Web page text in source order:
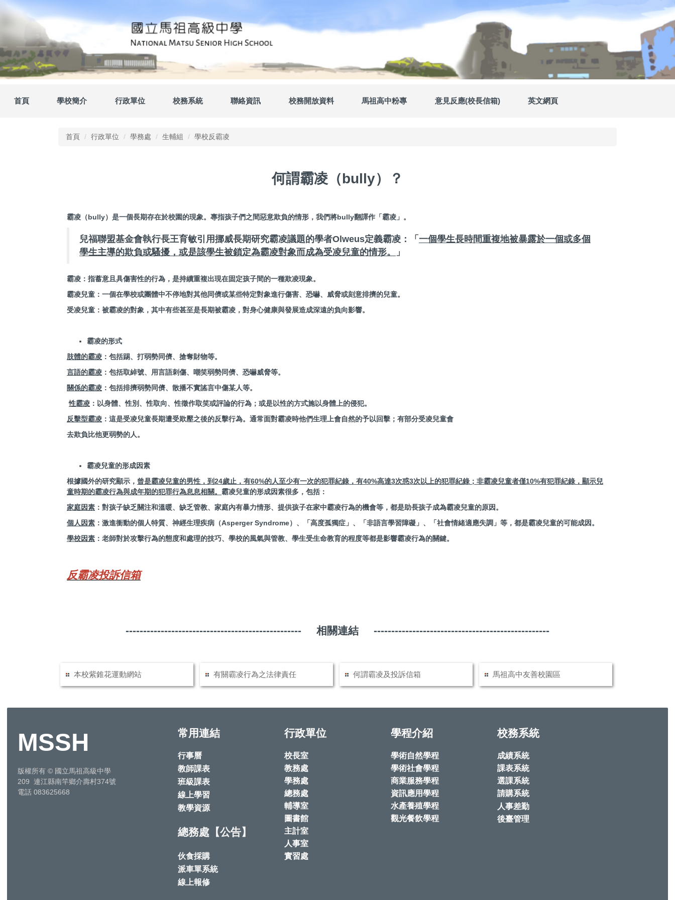
內
容
區
首頁 學校簡介 行政單位 校務系統 聯絡資訊 校務開放資料 馬祖高中粉專 意見反應(校長信箱) 英文網頁
首頁 行政單位 學務處 生輔組 學校反霸凌
何謂霸凌（bully）？
霸凌（bully）是一個長期存在於校園的現象。專指孩子們之間惡意欺負的情形，我們將bully翻譯作「霸凌」。
兒福聯盟基金會執行長王育敏引用挪威長期研究霸凌議題的學者Olweus定義霸凌：「 一個學生長時間重複地被暴露於一個或多個
學生主導的欺負或騷擾，或是該學生被鎖定為霸凌對象而成為受凌兒童的情形。
」
霸凌：指蓄意且具傷害性的行為，是持續重複出現在固定孩子間的一種欺凌現象。
霸凌兒童：一個在學校或團體中不停地對其他同儕或某些特定對象進行傷害、恐嚇、威脅或刻意排擠的兒童。
受凌兒童：被霸凌的對象，其中有些甚至是長期被霸凌，對身心健康與發展造成深遠的負向影響。
霸凌的形式
肢體的霸凌 ：包括踢、打弱勢同儕、搶奪財物等。
言語的霸凌 ：包括取綽號、用言語刺傷、嘲笑弱勢同儕、恐嚇威脅等。
關係的霸凌 ：包括排擠弱勢同儕、散播不實謠言中傷某人等。
性霸凌 ：以身體、性別、性取向、性徵作取笑或評論的行為；或是以性的方式施以身體上的侵犯。
反擊型霸凌 ：這是受凌兒童長期遭受欺壓之後的反擊行為。通常面對霸凌時他們生理上會自然的予以回擊；有部分受凌兒童會
去欺負比他更弱勢的人。
霸凌兒童的形成因素
根據國外的研究顯示， 曾是霸凌兒童的男性，到24歲止，有60%的人至少有一次的犯罪紀錄，有40%高達3次惑3次以上的犯罪紀錄；非霸凌兒童者僅10%有犯罪紀錄，顯示兒
童時期的霸凌行為與成年期的犯罪行為息息相關。 霸凌兒童的形成因素很多，包括：
家庭因素 ：對孩子缺乏關注和溫暖、缺乏管教、家庭內有暴力情形、提供孩子在家中霸凌行為的機會等，都是助長孩子成為霸凌兒童的原因。
個人因素 ：激進衝動的個人特質、神經生理疾病（Asperger Syndrome）、「高度孤獨症」、「非語言學習障礙」、「社會情緒適應失調」等，都是霸凌兒童的可能成因。
學校因素 ：老師對於攻擊行為的態度和處理的技巧、學校的風氣與管教、學生受生命教育的程度等都是影響霸凌行為的關鍵。
反霸凌投訴信箱
-------------------------------------------------- 相關連結 --------------------------------------------------
本校紫錐花運動網站 有關霸凌行為之法律責任 何謂霸凌及投訴信箱 馬祖高中友善校園區
MSSH
版權所有 © 國立馬祖高級中學
209 連江縣南竿鄉介壽村374號
電話 083625668
常用連結
行事曆
教師課表
班級課表
線上學習
教學資源
總務處【公告】
伙食採購
派車單系統
線上報修
行政單位
校長室
教務處
學務處
總務處
輔導室
圖書館
主計室
人事室
實習處
學程介紹
學術自然學程
學術社會學程
商業服務學程
資訊應用學程
水產養殖學程
觀光餐飲學程
校務系統
成績系統
課表系統
選課系統
請購系統
人事差勤
後臺管理